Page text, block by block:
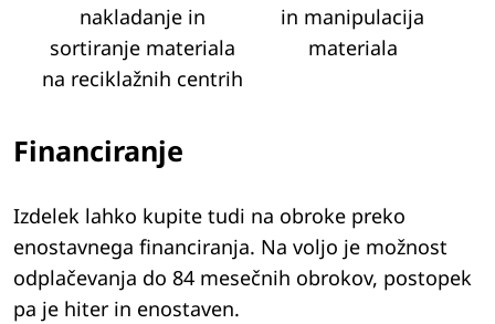
nakladanje in
sortiranje materiala
na reciklažnih centrih
in manipulacija
materiala
Financiranje
Izdelek lahko kupite tudi na obroke preko
enostavnega financiranja. Na voljo je možnost
odplačevanja do 84 mesečnih obrokov, postopek
pa je hiter in enostaven.